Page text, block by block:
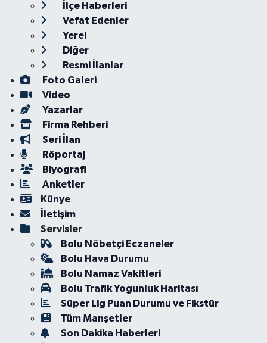
İlçe Haberleri
Vefat Edenler
Yerel
Diğer
Resmi İlanlar
Foto Galeri
Video
Yazarlar
Firma Rehberi
Seri İlan
Röportaj
Biyografi
Anketler
Künye
İletişim
Servisler
Bolu Nöbetçi Eczaneler
Bolu Hava Durumu
Bolu Namaz Vakitleri
Bolu Trafik Yoğunluk Haritası
Süper Lig Puan Durumu ve Fikstür
Tüm Manşetler
Son Dakika Haberleri